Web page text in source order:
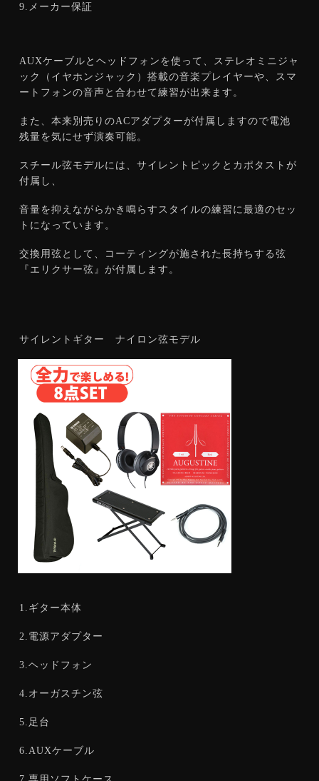
9.メーカー保証
AUXケーブルとヘッドフォンを使って、ステレオミニジャ
ック（イヤホンジャック）搭載の音楽プレイヤーや、スマ
ートフォンの音声と合わせて練習が出来ます。
また、本来別売りのACアダプターが付属しますので電池
残量を気にせず演奏可能。
スチール弦モデルには、サイレントピックとカポタストが
付属し、
音量を抑えながらかき鳴らすスタイルの練習に最適のセッ
トになっています。
交換用弦として、コーティングが施された長持ちする弦
『エリクサー弦』が付属します。
サイレントギター ナイロン弦モデル
1.ギター本体
2.電源アダプター
3.ヘッドフォン
4.オーガスチン弦
5.足台
6.AUXケーブル